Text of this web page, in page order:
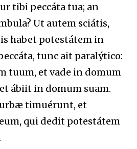
tibi peccáta tua; an
Ut autem sciátis,
habet potestátem in
tunc ait paralýtico:
tuum, et vade in domum
ábiit in domum suam.
timuérunt, et
qui dedit potestátem